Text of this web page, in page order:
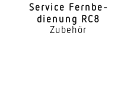
Service Fern­be­
dienung RC8
Zubehör